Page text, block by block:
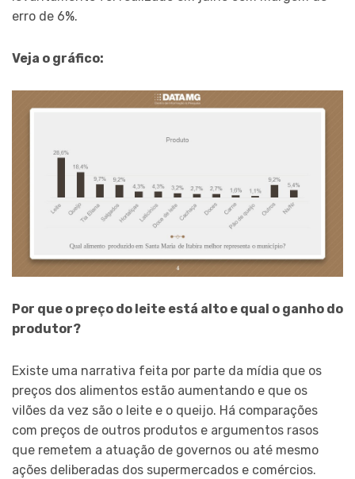
erro de 6%.
Veja o gráfico:
Por que o preço do leite está alto e qual o ganho do
produtor?
Existe uma narrativa feita por parte da mídia que os
preços dos alimentos estão aumentando e que os
vilões da vez são o leite e o queijo. Há comparações
com preços de outros produtos e argumentos rasos
que remetem a atuação de governos ou até mesmo
ações deliberadas dos supermercados e comércios.